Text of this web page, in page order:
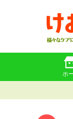
ホ